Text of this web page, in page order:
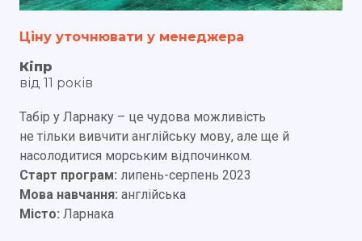
Ціну уточнювати у менеджера
Кіпр
від 11 років
Табір у Ларнаку – це чудова можливість
не тільки вивчити англійську мову, але ще й
насолодитися морським відпочинком.
Старт програм: липень-серпень 2023
Мова навчання: англійська
Місто: Ларнака